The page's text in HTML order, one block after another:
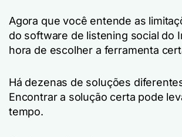
Agora que você entende as
do software de listening social do
hora de escolher a ferramenta
Há dezenas de soluções
Encontrar a solução certa pode
tempo.